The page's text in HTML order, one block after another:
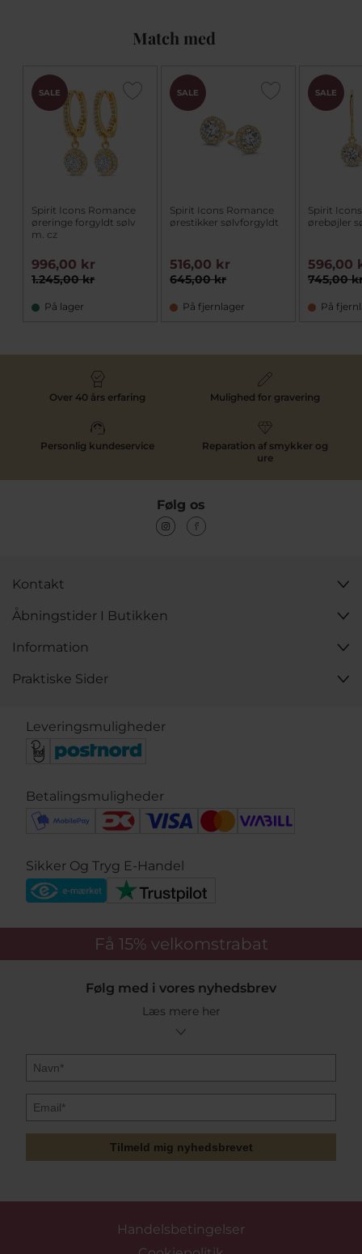
Match med
SALE
Spirit Icons Romance
øreringe forgyldt sølv
m. cz
1.245,00 kr
996,00 kr
På lager
SALE
Spirit Icons Romance
ørestikker sølvforgyldt
645,00 kr
516,00 kr
På fjernlager
SALE
Spirit
ørebøjler
745,00
596,00
På
Over 40 års erfaring Mulighed for gravering
Personlig kundeservice
Reparation af smykker og
ure
Følg os
Kontakt
Åbningstider I Butikken
Information
Praktiske Sider
Leveringsmuligheder
Betalingsmuligheder
Sikker Og Tryg E-Handel
Få 15% velkomstrabat
Følg med i vores nyhedsbrev
Læs mere her
Tilmeld mig nyhedsbrevet
Handelsbetingelser